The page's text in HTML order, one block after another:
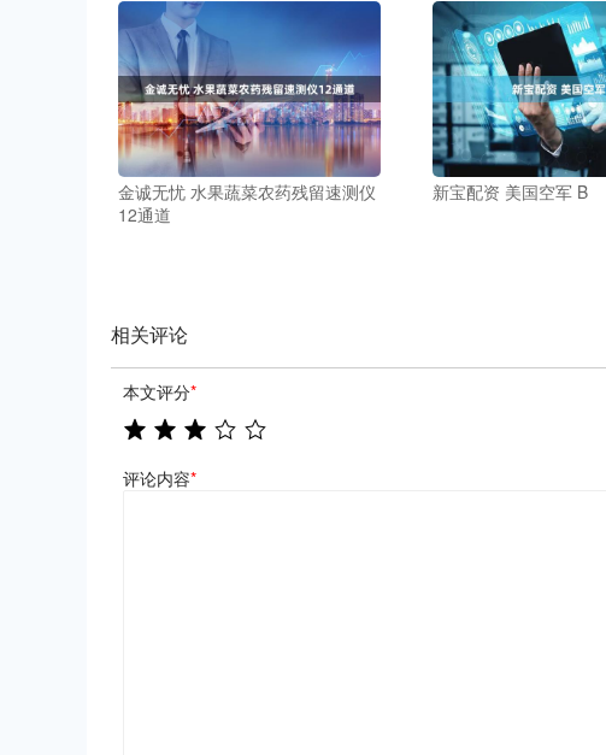
金诚无忧 水果蔬菜农药残留速测仪
12通道
新宝配资 美国空军 B
相关评论
本文评分*
评论内容*